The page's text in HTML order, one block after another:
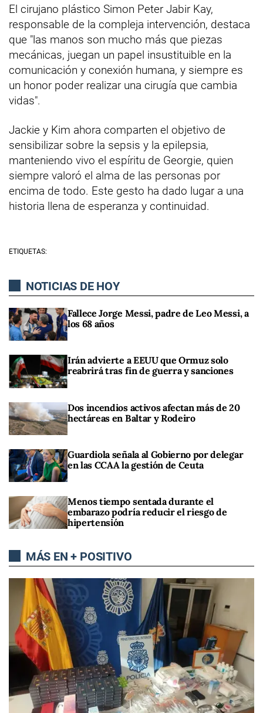
El cirujano plástico Simon Peter Jabir Kay,
responsable de la compleja intervención, destaca
que "las manos son mucho más que piezas
mecánicas, juegan un papel insustituible en la
comunicación y conexión humana, y siempre es
un honor poder realizar una cirugía que cambia
vidas".
Jackie y Kim ahora comparten el objetivo de
sensibilizar sobre la sepsis y la epilepsia,
manteniendo vivo el espíritu de Georgie, quien
siempre valoró el alma de las personas por
encima de todo. Este gesto ha dado lugar a una
historia llena de esperanza y continuidad.
ETIQUETAS:
NOTICIAS DE HOY
Fallece Jorge Messi, padre de Leo Messi, a
los 68 años
Irán advierte a EEUU que Ormuz solo
reabrirá tras fin de guerra y sanciones
Dos incendios activos afectan más de 20
hectáreas en Baltar y Rodeiro
Guardiola señala al Gobierno por delegar
en las CCAA la gestión de Ceuta
Menos tiempo sentada durante el
embarazo podría reducir el riesgo de
hipertensión
MÁS EN + POSITIVO